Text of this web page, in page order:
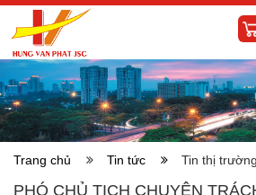
Trang chủ Tin tức Tin thị trường
PHÓ CHỦ TỊCH CHUYÊN